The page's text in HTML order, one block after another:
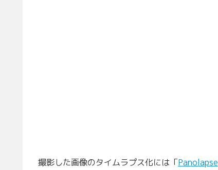
撮影した画像のタイムラプス化には「Panolapse